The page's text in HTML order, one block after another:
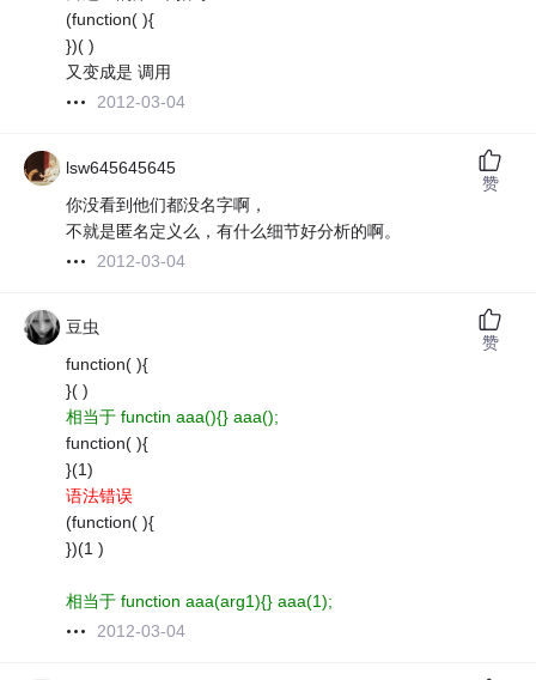
(function( ){
})( )
又变成是 调用
2012-03-04
lsw645645645
你没看到他们都没名字啊，
不就是匿名定义么，有什么细节好分析的啊。
2012-03-04
赞
豆虫
function( ){
}( )
相当于 functin aaa(){} aaa();
function( ){
}(1)
语法错误
(function( ){
})(1 )
相当于 function aaa(arg1){} aaa(1);
2012-03-04
赞